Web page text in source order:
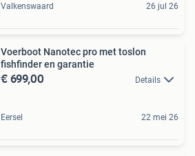
Valkenswaard 26 jul 26
Voerboot Nanotec pro met toslon
fishfinder en garantie
€ 699,00 Details
Eersel 22 mei 26